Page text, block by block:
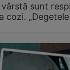
sunt
cozi. „Degetele